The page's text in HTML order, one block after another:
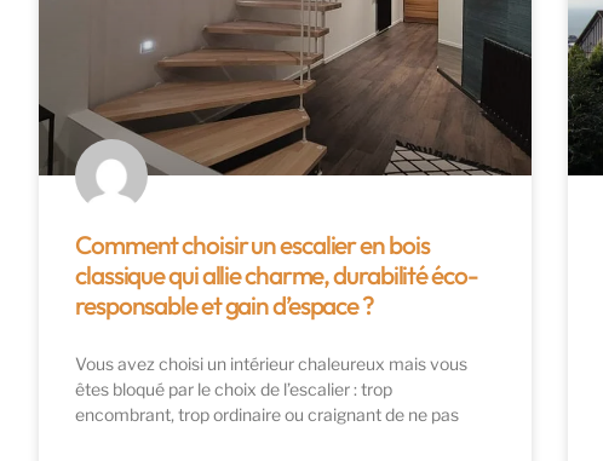
Comment choisir un escalier en bois
classique qui allie charme, durabilité éco-
responsable et gain d’espace ?
Vous avez choisi un intérieur chaleureux mais vous
êtes bloqué par le choix de l’escalier : trop
encombrant, trop ordinaire ou craignant de ne pas